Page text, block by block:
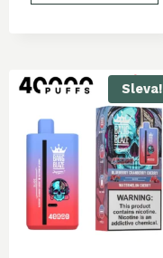
Sleva!